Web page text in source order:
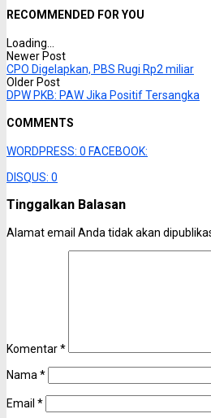
RECOMMENDED FOR YOU
Loading...
Newer Post
CPO Digelapkan, PBS Rugi Rp2 miliar
Older Post
DPW PKB: PAW Jika Positif Tersangka
COMMENTS
WORDPRESS: 0 FACEBOOK:
DISQUS: 0
Tinggalkan Balasan
Alamat email Anda tidak akan
Komentar*
Nama *
Email *